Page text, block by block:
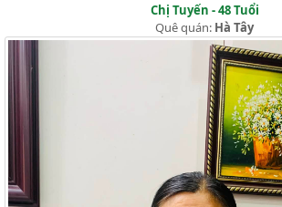
Chị Tuyến - 48 Tuổi
Quê quán: Hà Tây